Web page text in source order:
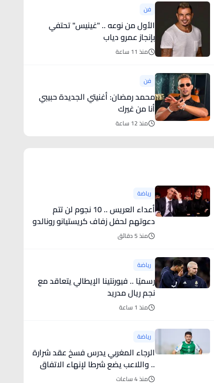
فن
الأول من نوعه .. "غينيس" تحتفي
بإنجاز عمرو دياب
منذ 11 ساعة
فن
محمد رمضان: أغنيتي الجديدة حبيبي
أنا من غيرك
منذ 12 ساعة
رياضة
أعداء العريس .. 10 نجوم لن تتم
دعوتهم لحفل زفاف كريستيانو رونالدو
وجورجينا
منذ 5 دقائق
رياضة
رسميًا .. فيورنتينا الإيطالي يتعاقد مع
نجم ريال مدريد
منذ 1 ساعة
رياضة
الرجاء المغربي يدرس فسخ عقد شرارة
.. واللاعب يضع شرطا لإنهاء الاتفاق
منذ 4 ساعات